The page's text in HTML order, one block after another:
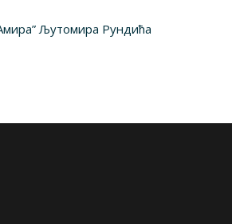
Љутомира Рундића